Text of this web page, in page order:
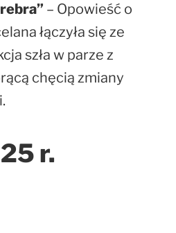
– Opowieść o
łączyła się ze
szła w parze z
chęcią zmiany
r.